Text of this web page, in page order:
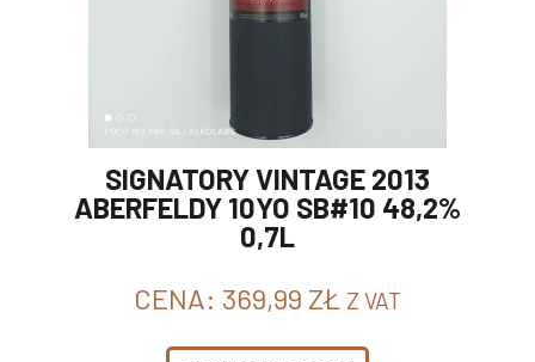
SIGNATORY VINTAGE 2013
ABERFELDY 10YO SB#10 48,2%
0,7L
CENA: 369,99 ZŁ Z VAT